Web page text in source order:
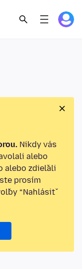
Nikdy vás
alebo
alebo zdieľali
prosím
“Nahlásiť